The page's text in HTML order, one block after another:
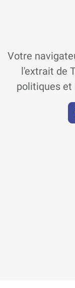
Votre
l'extrait de
politiques et